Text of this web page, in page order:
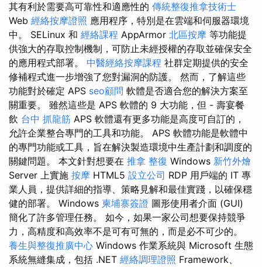
其有利於需要高可靠性和適應性的 傳統整復推拿技術士
Web 經絡按摩證照 應用程序，特別是在雲端和伺服器環境
中。 SELinux 和 經絡課程 AppArmor 北區按摩 等功能提
供強大的存取控制機制，可防止未經授權的存取並確保安全
的應用程式部署。 中醫經絡按摩課程 社群定期提供的安全
修補程式進一步增強了您對漏洞的防護。 然而，了解這些
功能對於確定 APS seo顧問 軟體是否適合您的解決方案至
關重要。 雖然這些是 APS 軟體的 9 大功能，但 - 壽宴餐
飲 台中 抓龍筋 APS 軟體還有更多功能是高度可自訂的，
允許企業整合專門的工具和功能。 APS 軟體功能是軟體中
的專門功能或工具，旨在解決製造環境中生產計劃和調度的
關鍵問題。 本文針對想要在 推拿 整復 Windows 新竹外燴
Server 上實施 按摩 HTML5 設立公司 RDP 用戶端的 IT 專
業人員，提供詳細的指導、策略見解和最佳實踐，以確保穩
健的部署。 Windows 柬埔寨簽證 圖形使用者介面 (GUI)
簡化了許多管理任務。 如今，如果一家公司想要保持競爭
力，高精度和高效率不是可有可無的，而是必不可少的。
養生與整復推廣中心 Windows 作業系統與 Microsoft 生態
系統無縫集成，包括 .NET 經絡調理證照 Framework、